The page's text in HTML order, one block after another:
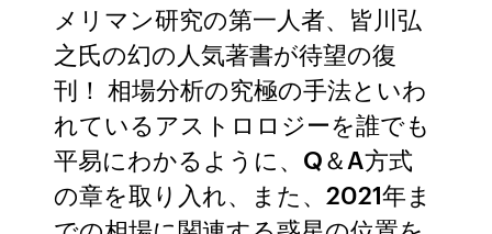
メリマン研究の第一人者、皆川弘
之氏の幻の人気著書が待望の復
刊！ 相場分析の究極の手法といわ
れているアストロロジーを誰でも
平易にわかるように、Q＆A方式
の章を取り入れ、また、2021年ま